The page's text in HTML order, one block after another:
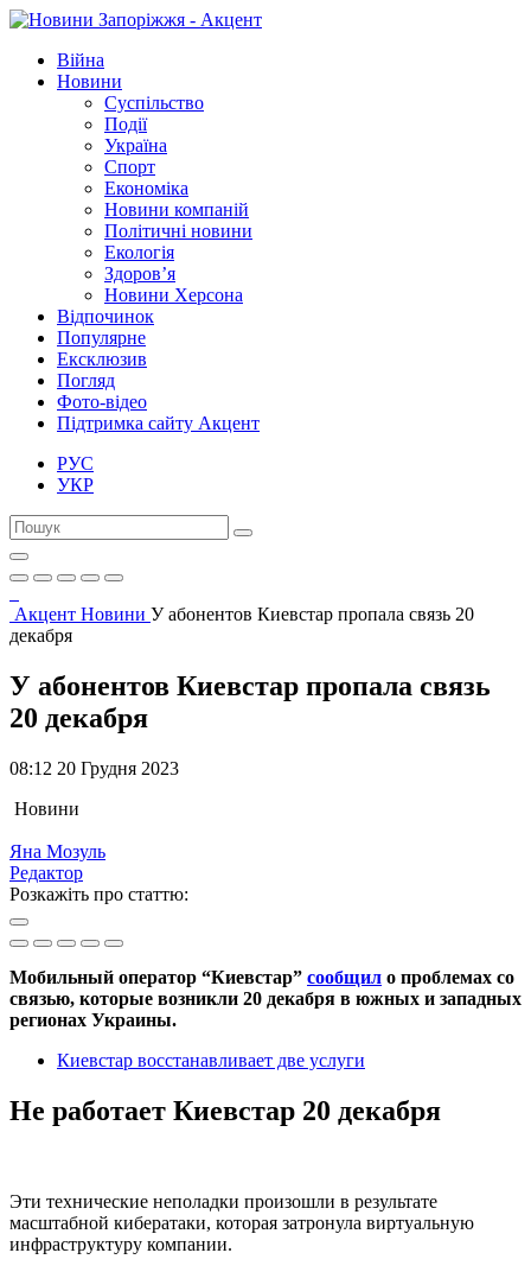
Війна
Новини
Суспільство
Події
Україна
Спорт
Економіка
Новини компаній
Політичні новини
Екологія
Здоров’я
Новини Херсона
Відпочинок
Популярне
Ексклюзив
Погляд
Фото-відео
Підтримка сайту Акцент
РУС
УКР
Акцент Новини У абонентов Киевстар пропала связь 20
декабря
У абонентов Киевстар пропала связь
20 декабря
08:12 20 Грудня 2023
Новини
Яна Мозуль
Редактор
Розкажіть про статтю:
Мобильный оператор “Киевстар” сообщил о проблемах со
связью, которые возникли 20 декабря в южных и западных
регионах Украины.
Киевстар восстанавливает две услуги
Не работает Киевстар 20 декабря
Эти технические неполадки произошли в результате
масштабной кибератаки, которая затронула виртуальную
инфраструктуру компании.